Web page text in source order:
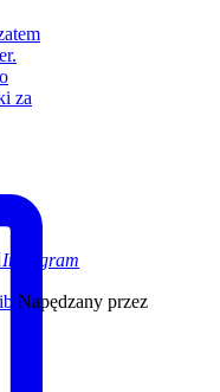
Instagram
Napędzany przez